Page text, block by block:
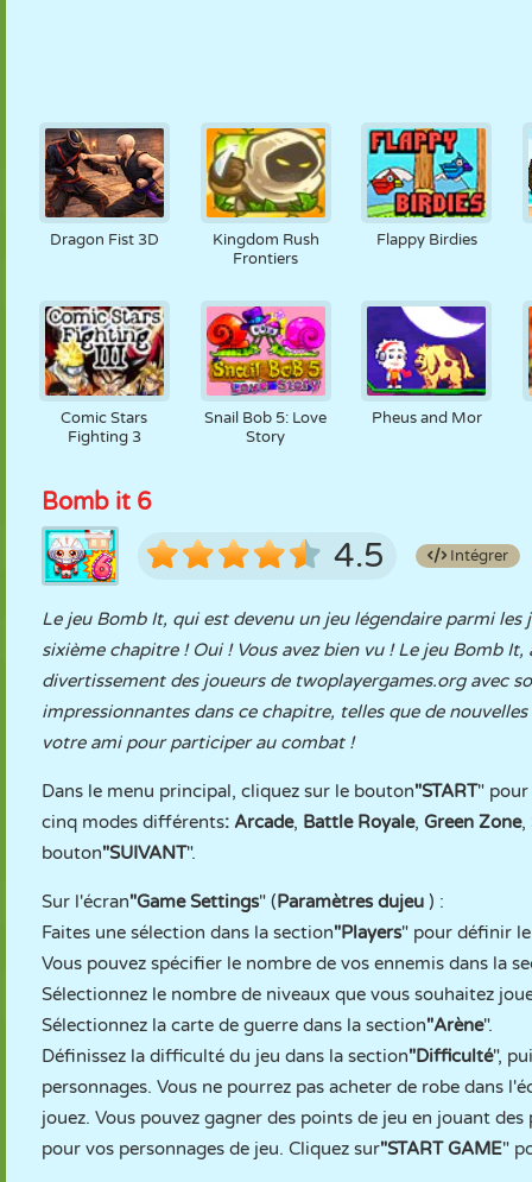
Dragon Fist 3D
Kingdom Rush
Frontiers
Flappy Birdies
Comic Stars
Fighting 3
Snail Bob 5: Love
Story
Pheus and Mor
Bomb it 6
4.5 Intégrer
Le jeu Bomb It, qui est devenu un jeu légendaire parmi
sixième chapitre ! Oui ! Vous avez bien vu ! Le jeu Bomb
divertissement des joueurs de twoplayergames.org avec
impressionnantes dans ce chapitre, telles que de
votre ami pour participer au combat !
Dans le menu principal, cliquez sur le bouton"START" pour
cinq modes différents: Arcade, Battle Royale, Green Zone,
bouton"SUIVANT".
Sur l'écran"GameSettings" (Paramètres dujeu ) :
Faites une sélection dans la section"Players" pour définir
Vous pouvez spécifier le nombre de vos ennemis dans la
Sélectionnez le nombre de niveaux que vous souhaitez
Sélectionnez la carte de guerre dans la section"Arène".
Définissez la difficulté du jeu dans la section"Difficulté",
personnages. Vous ne pourrez pas acheter de robe dans
jouez. Vous pouvez gagner des points de jeu en jouant
pour vos personnages de jeu. Cliquez sur"STARTGAME"